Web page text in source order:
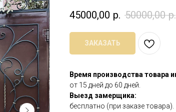
45000,00 р. 50000,00 р.
ЗАКАЗАТЬ
Время производства товара
от 15 дней до 60 дней.
Выезд замерщика:
бесплатно (при заказе товара).